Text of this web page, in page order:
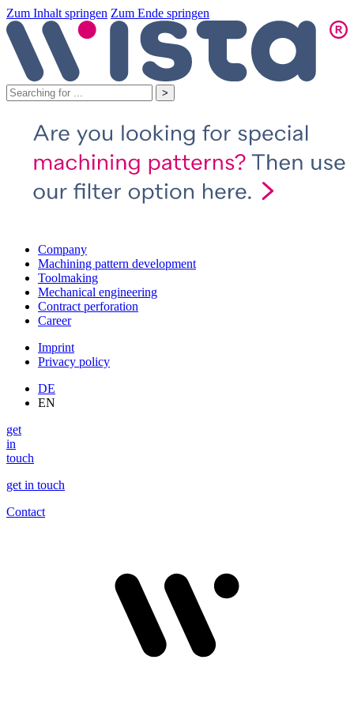
Zum Inhalt springen Zum Ende springen
Company
Machining pattern development
Toolmaking
Mechanical engineering
Contract perforation
Career
Imprint
Privacy policy
DE
EN
get
in
touch
get in touch
Contact